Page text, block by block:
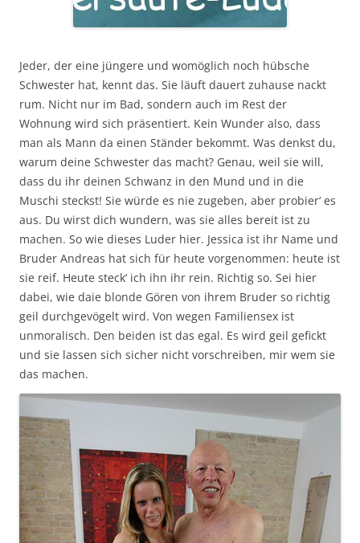
Jeder, der eine jüngere und womöglich noch hübsche
Schwester hat, kennt das. Sie läuft dauert zuhause nackt
rum. Nicht nur im Bad, sondern auch im Rest der
Wohnung wird sich präsentiert. Kein Wunder also, dass
man als Mann da einen Ständer bekommt. Was denkst du,
warum deine Schwester das macht? Genau, weil sie will,
dass du ihr deinen Schwanz in den Mund und in die
Muschi steckst! Sie würde es nie zugeben, aber probier‘ es
aus. Du wirst dich wundern, was sie alles bereit ist zu
machen. So wie dieses Luder hier. Jessica ist ihr Name und
Bruder Andreas hat sich für heute vorgenommen: heute ist
sie reif. Heute steck‘ ich ihn ihr rein. Richtig so. Sei hier
dabei, wie daie blonde Gören von ihrem Bruder so richtig
geil durchgevögelt wird. Von wegen Familiensex ist
unmoralisch. Den beiden ist das egal. Es wird geil gefickt
und sie lassen sich sicher nicht vorschreiben, mir wem sie
das machen.